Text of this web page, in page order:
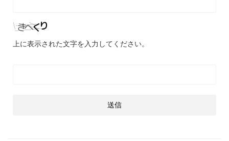
上に表示された文字を入力してください。